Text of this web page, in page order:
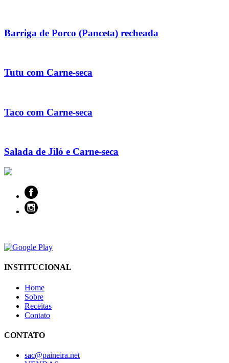
Barriga de Porco (Panceta) recheada
Tutu com Carne-seca
Taco com Carne-seca
Salada de Jiló e Carne-seca
INSTITUCIONAL
Home
Sobre
Receitas
Contato
CONTATO
sac@paineira.net